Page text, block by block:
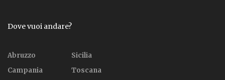
Dove vuoi andare?
Abruzzo
Campania
Sicilia
Toscana